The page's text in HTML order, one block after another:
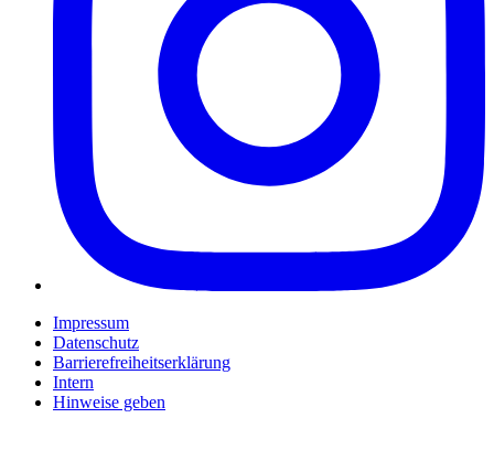
Impressum
Datenschutz
Barrierefreiheitserklärung
Intern
Hinweise geben